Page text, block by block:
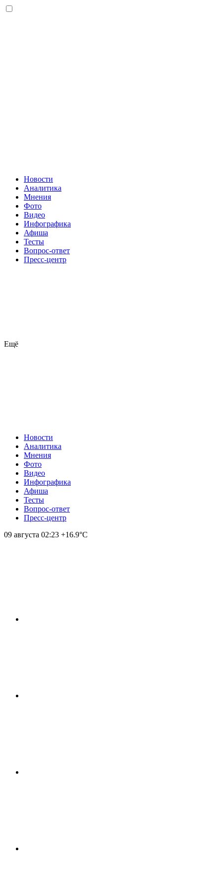
Новости
Аналитика
Мнения
Фото
Видео
Инфографика
Афиша
Тесты
Вопрос-ответ
Пресс-центр
Ещё
Новости
Аналитика
Мнения
Фото
Видео
Инфографика
Афиша
Тесты
Вопрос-ответ
Пресс-центр
09 августа 02:23 +16.9°С